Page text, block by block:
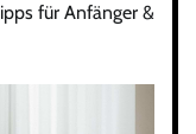
für Anfänger &